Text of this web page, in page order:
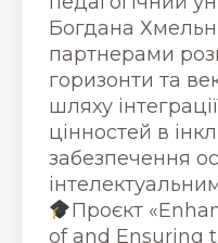
Богдана
партнерами
горизонти та
шляху
цінностей в
забезпечення
Проєкт
of and Ensuring